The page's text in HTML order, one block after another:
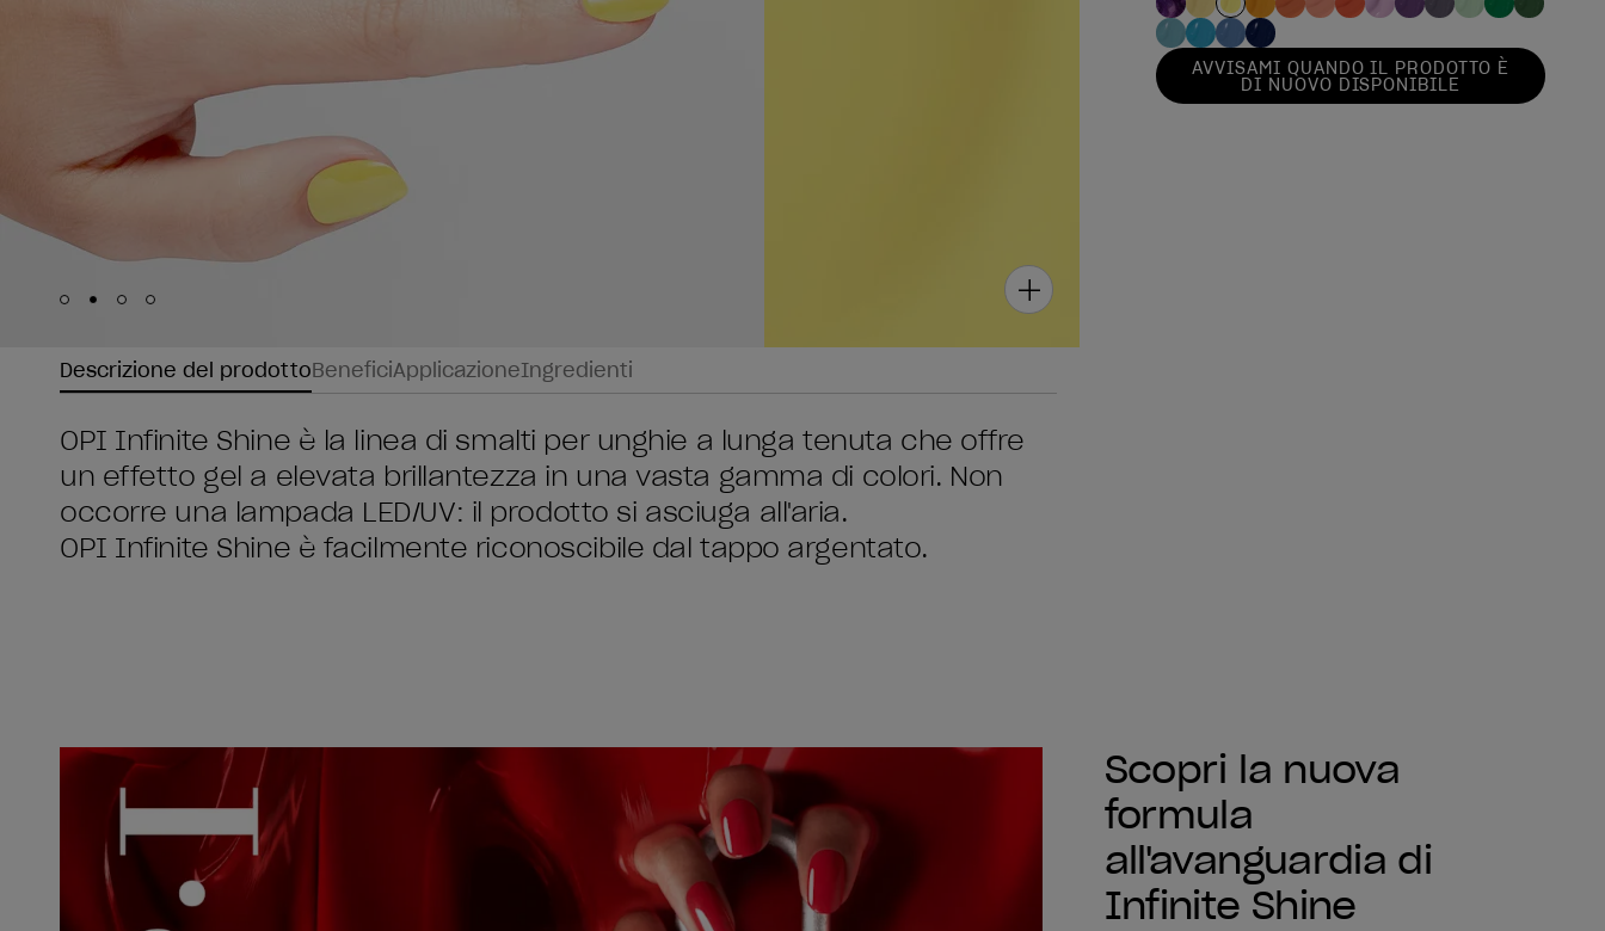
Skip to slide
Skip to slide
Skip to slide
Skip to slide
AVVISAMI QUANDO IL PRODOTTO È
DI NUOVO DISPONIBILE
Descrizione del prodottoBeneficiApplicazioneIngredienti
OPI Infinite Shine è la linea di smalti per unghie a lunga tenuta che offre
un effetto gel a elevata brillantezza in una vasta gamma di colori. Non
occorre una lampada LED/UV: il prodotto si asciuga all'aria.
OPI Infinite Shine è facilmente riconoscibile dal tappo argentato.
Scopri la nuova
formula
all'avanguardia di
Infinite Shine